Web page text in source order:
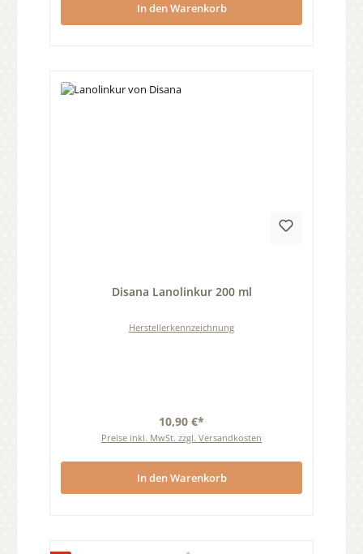
In den Warenkorb
Disana Lanolinkur 200 ml
Herstellerkennzeichnung
10,90 €*
Preise inkl. MwSt. zzgl. Versandkosten
In den Warenkorb